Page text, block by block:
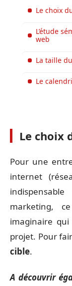
Le choix
L’étude
web
La taille
Le
Le choix
Pour une
internet
marketing,
imaginaire
projet. Pour
cible.
A découvrir